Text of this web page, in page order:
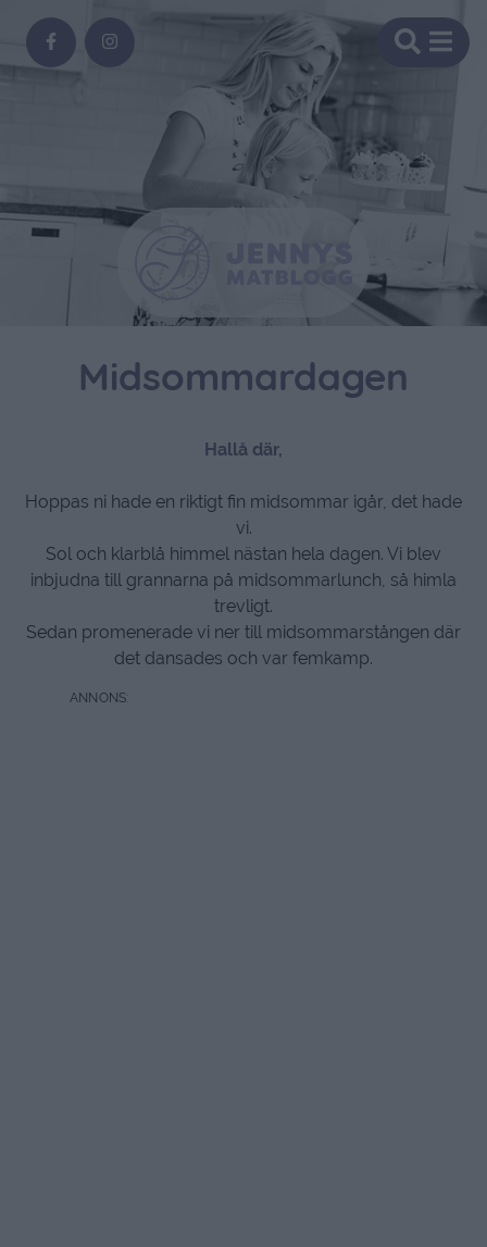
Midsommardagen
Hallå där,
Hoppas ni hade en riktigt fin midsommar igår, det hade
vi.
Sol och klarblå himmel nästan hela dagen. Vi blev
inbjudna till grannarna på midsommarlunch, så himla
trevligt.
Sedan promenerade vi ner till midsommarstången där
det dansades och var femkamp.